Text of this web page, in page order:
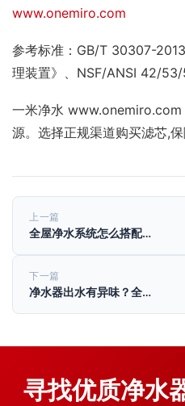
www.onemiro.com
参考标准：GB/T 30307-
理装置》、NSF/ANSI 42/53/
一米净水 www.onemiro.com
源。选择正规渠道购买滤芯,保
上一篇
全屋净水系统怎么搭配…
下一篇
净水器出水有异味？全…
寻找优质净水